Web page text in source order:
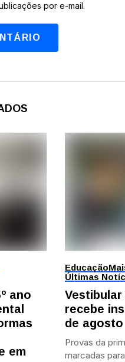
por e-mail.
ano
em
Educação
Últimas
Vestibular
recebe
de agosto
Provas da
marcadas